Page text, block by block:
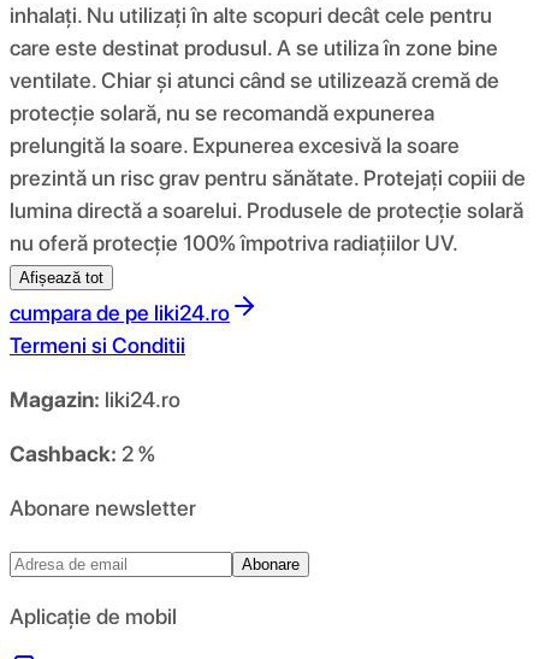
inhalați. Nu utilizați în alte scopuri decât cele pentru
care este destinat produsul. A se utiliza în zone bine
ventilate. Chiar și atunci când se utilizează cremă de
protecție solară, nu se recomandă expunerea
prelungită la soare. Expunerea excesivă la soare
prezintă un risc grav pentru sănătate. Protejați copiii de
lumina directă a soarelui. Produsele de protecție solară
nu oferă protecție 100% împotriva radiațiilor UV.
Afișează tot
cumpara de pe liki24.ro
Termeni si Conditii
Magazin: liki24.ro
Cashback: 2 %
Abonare newsletter
Abonare
Aplicație de mobil